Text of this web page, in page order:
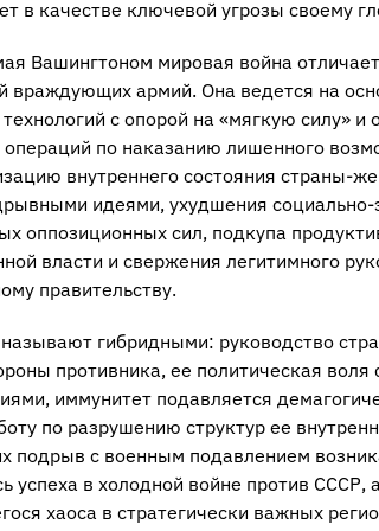
в качестве ключевой угрозы своему
Вашингтоном мировая война
враждующих армий. Она ведется на
с опорой на «мягкую силу»
по наказанию лишенного
внутреннего состояния страны-
идеями, ухудшения
оппозиционных сил, подкупа
власти и свержения легитимного
правительству.
гибридными: руководство
противника, ее политическая
иммунитет подавляется
по разрушению структур ее
подрыв с военным подавлением
успеха в холодной войне против СССР,
хаоса в стратегически важных